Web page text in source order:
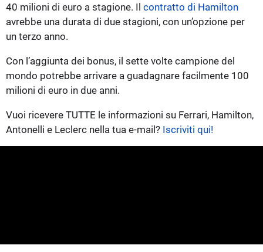
40 milioni di euro a stagione. Il contratto di Hamilton
avrebbe una durata di due stagioni, con un’opzione per
un terzo anno.
Con l’aggiunta dei bonus, il sette volte campione del
mondo potrebbe arrivare a guadagnare facilmente 100
milioni di euro in due anni.
Vuoi ricevere TUTTE le informazioni su Ferrari, Hamilton,
Antonelli e Leclerc nella tua e-mail? Iscriviti qui!